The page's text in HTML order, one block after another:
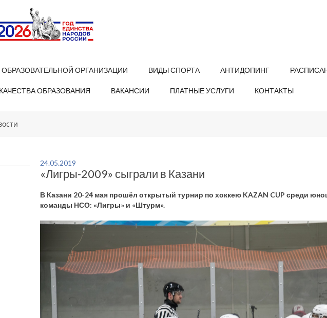
ОРГАНИЗАЦИИ ВИДЫ СПОРТА АНТИДОПИНГ
ОБРАЗОВАНИЯ ВАКАНСИИ ПЛАТНЫЕ УСЛУГИ КОНТАКТЫ
24.05.2019
«Лигры-2009» сыграли в Казани
В Казани 20-24 мая прошёл открытый турнир по хоккею KAZAN CUP среди
команды НСО: «Лигры» и «Штурм».